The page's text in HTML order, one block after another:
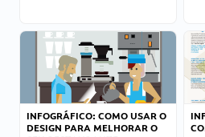
INFOGRÁFICO: COMO USAR O
DESIGN PARA MELHORAR O